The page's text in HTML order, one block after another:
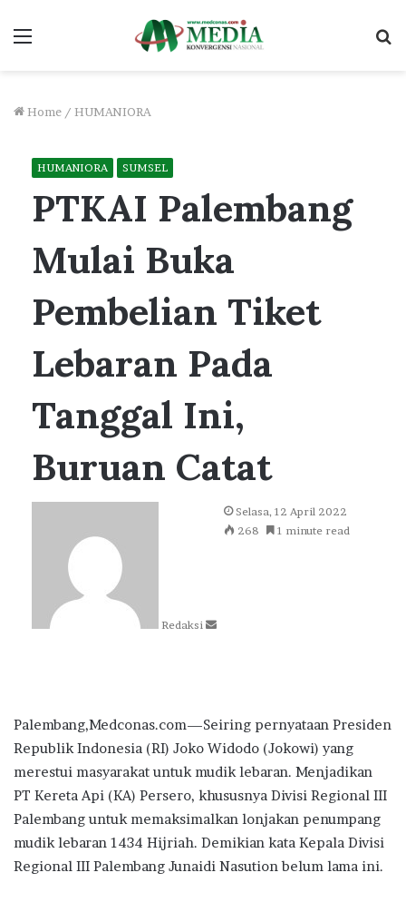
Menu
Home / HUMANIORA
HUMANIORA SUMSEL
PTKAI Palembang
Mulai Buka
Pembelian Tiket
Lebaran Pada
Tanggal Ini,
Buruan Catat
Redaksi
Send
an
Selasa, 12 April 2022
268
1 minute read
Palembang,Medconas.com—Seiring pernyataan Presiden
Republik Indonesia (RI) Joko Widodo (Jokowi) yang
merestui masyarakat untuk mudik lebaran. Menjadikan
PT Kereta Api (KA) Persero, khususnya Divisi Regional III
Palembang untuk memaksimalkan lonjakan penumpang
mudik lebaran 1434 Hijriah. Demikian kata Kepala Divisi
Regional III Palembang Junaidi Nasution belum lama ini.